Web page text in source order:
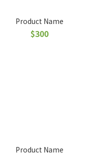
Product Name
$300
Product Name